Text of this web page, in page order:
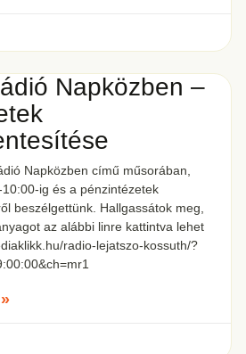
Napközben –
Napközben című műsorában,
ig és a pénzintézetek
beszélgettünk. Hallgassátok meg,
az alábbi linre kattintva lehet
radio-lejatszo-kossuth/?